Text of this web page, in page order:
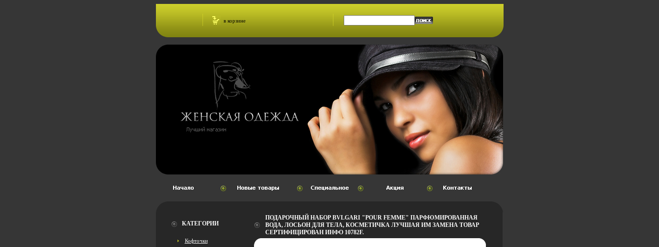
в корзине
КАТЕГОРИИ
Кофточки
ПОДАРОЧНЫЙ НАБОР BVLGARI "POUR FEMME" ПАРФЮМИРОВАННАЯ
ВОДА, ЛОСЬОН ДЛЯ ТЕЛА, КОСМЕТИЧКА ЛУЧШАЯ ИМ ЗАМЕНА ТОВАР
СЕРТИФИЦИРОВАН ИНФО 10782F.